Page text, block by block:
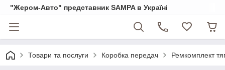
"Жером-Авто" представник SAMPA в Україні
Товари та послуги Коробка передач Ремкомплект